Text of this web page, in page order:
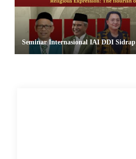
Seminar Internasional IAI DDI Sidrap